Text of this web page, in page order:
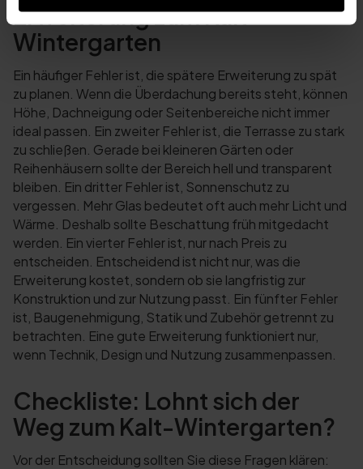
Erweiterung zum Kalt-
Wintergarten
Ein häufiger Fehler ist, die spätere Erweiterung zu spät
zu planen. Wenn die Überdachung bereits steht, können
Höhe, Dachneigung oder Seitenbereiche nicht immer
ideal passen. Ein zweiter Fehler ist, die Terrasse zu stark
zu schließen. Gerade bei kleineren Gärten oder
Reihenhäusern sollte der Bereich hell und transparent
bleiben. Ein dritter Fehler ist, Sonnenschutz zu
vergessen. Mehr Glas bedeutet oft auch mehr Licht und
Wärme. Deshalb sollte Beschattung früh mitgedacht
werden. Ein vierter Fehler ist, nur nach Preis zu
entscheiden. Entscheidend ist nicht nur, was die
Erweiterung kostet, sondern ob sie langfristig zur
Konstruktion und zur Nutzung passt. Ein fünfter Fehler
ist, Baugenehmigung, Statik und Zubehör getrennt zu
betrachten. Eine gute Erweiterung funktioniert nur,
wenn Technik, Design und Nutzung zusammenpassen.
Checkliste: Lohnt sich der
Weg zum Kalt-Wintergarten?
Vor der Entscheidung sollten Sie diese Fragen klären: